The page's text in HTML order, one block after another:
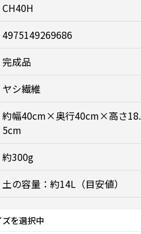
CH40H
4975149269686
完成品
ヤシ繊維
約幅40cm×奥行40cm×高さ18.
5cm
約300g
土の容量：約14L（目安値）
ズを選択中